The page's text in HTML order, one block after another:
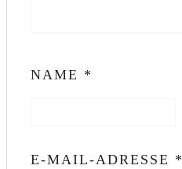
NAME *
E-MAIL-ADRESSE *